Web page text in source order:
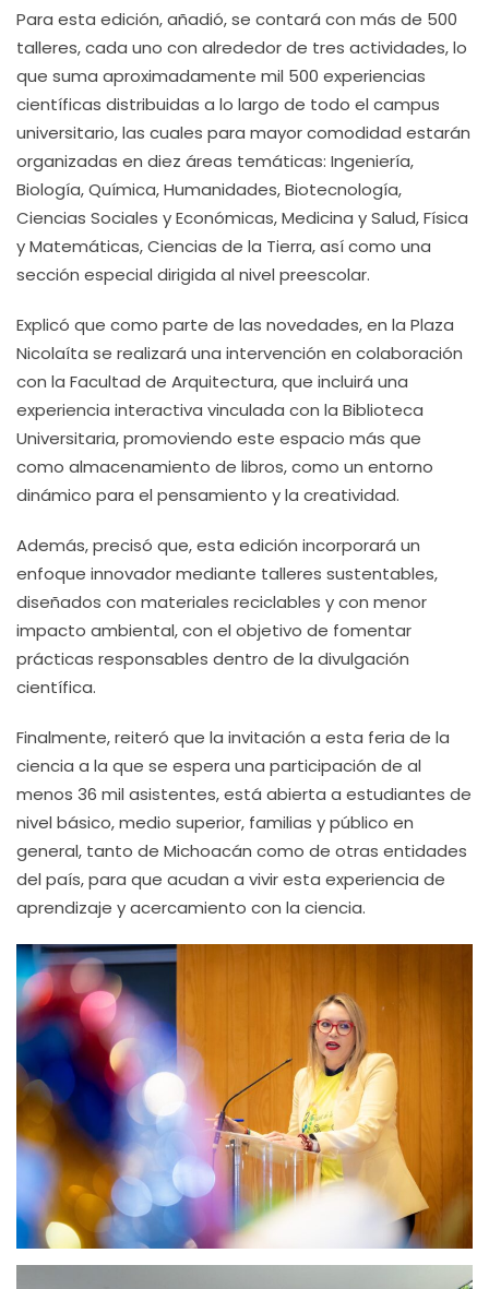
Para esta edición, añadió, se contará con más de 500
talleres, cada uno con alrededor de tres actividades, lo
que suma aproximadamente mil 500 experiencias
científicas distribuidas a lo largo de todo el campus
universitario, las cuales para mayor comodidad estarán
organizadas en diez áreas temáticas: Ingeniería,
Biología, Química, Humanidades, Biotecnología,
Ciencias Sociales y Económicas, Medicina y Salud, Física
y Matemáticas, Ciencias de la Tierra, así como una
sección especial dirigida al nivel preescolar.
Explicó que como parte de las novedades, en la Plaza
Nicolaíta se realizará una intervención en colaboración
con la Facultad de Arquitectura, que incluirá una
experiencia interactiva vinculada con la Biblioteca
Universitaria, promoviendo este espacio más que
como almacenamiento de libros, como un entorno
dinámico para el pensamiento y la creatividad.
Además, precisó que, esta edición incorporará un
enfoque innovador mediante talleres sustentables,
diseñados con materiales reciclables y con menor
impacto ambiental, con el objetivo de fomentar
prácticas responsables dentro de la divulgación
científica.
Finalmente, reiteró que la invitación a esta feria de la
ciencia a la que se espera una participación de al
menos 36 mil asistentes, está abierta a estudiantes de
nivel básico, medio superior, familias y público en
general, tanto de Michoacán como de otras entidades
del país, para que acudan a vivir esta experiencia de
aprendizaje y acercamiento con la ciencia.